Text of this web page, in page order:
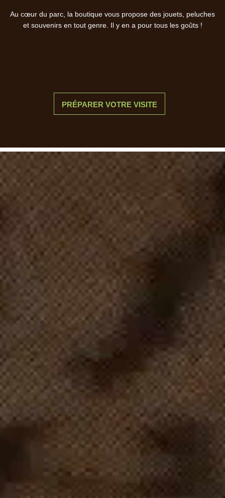
Au cœur du parc, la boutique vous propose des jouets, peluches
et souvenirs en tout genre. Il y en a pour tous les goûts !
PRÉPARER VOTRE VISITE